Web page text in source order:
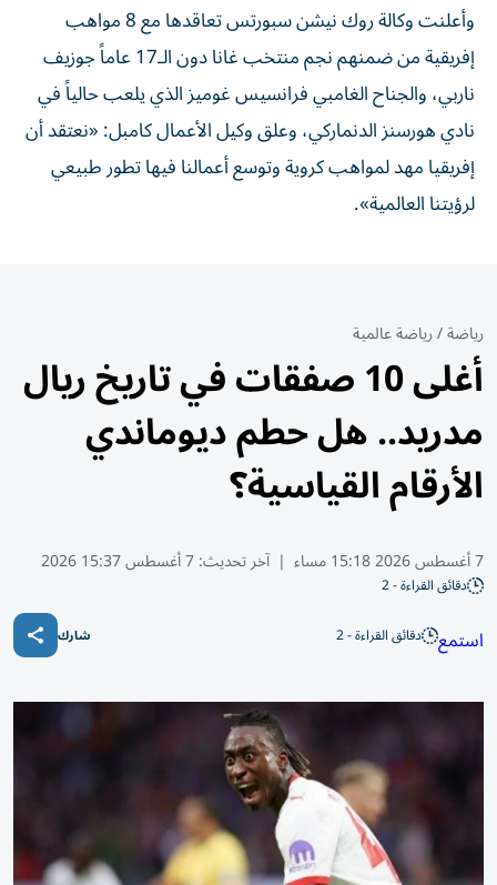
وأعلنت وكالة روك نيشن سبورتس تعاقدها مع 8 مواهب
إفريقية من ضمنهم نجم منتخب غانا دون الـ17 عاماً جوزيف
ناربي، والجناح الغامبي فرانسيس غوميز الذي يلعب حالياً في
نادي هورسنز الدنماركي، وعلق وكيل الأعمال كامبل: «نعتقد أن
إفريقيا مهد لمواهب كروية وتوسع أعمالنا فيها تطور طبيعي
لرؤيتنا العالمية».
رياضة/رياضة عالمية
أغلى 10 صفقات في تاريخ ريال
مدريد.. هل حطم ديوماندي
الأرقام القياسية؟
7 أغسطس 2026 15:18 مساء | آخر تحديث:7 أغسطس 15:37 2026
دقائق القراءة - 2
استمع دقائق القراءة - 2 شارك